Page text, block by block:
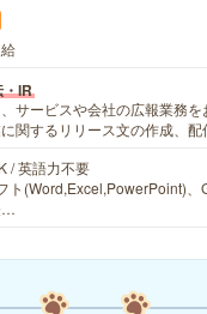
IR
サービスや会社の広報業務を
関するリリース文の作成、
/ 英語力不要
ト(Word,Excel,PowerPoint)
…